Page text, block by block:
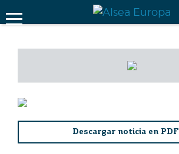
Descargar noticia en PDF